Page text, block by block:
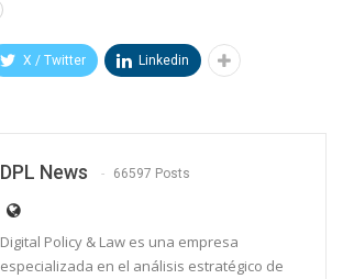
X / Twitter Linkedin
DPL News 66597 Posts
Digital Policy & Law es una empresa
especializada en el análisis estratégico de